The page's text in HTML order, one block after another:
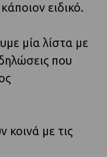
ειδικό.
μία λίστα με
που
κοινά με τις